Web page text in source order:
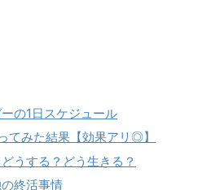
の1日スケジュール
てみた結果【効果アリ◎】
うする？どう生きる？
の終活事情